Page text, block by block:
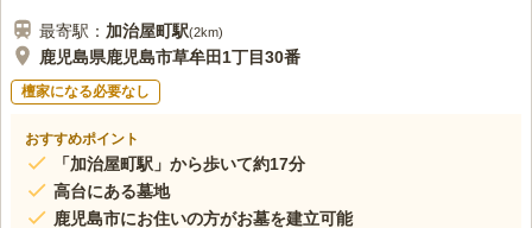
最寄駅： 加治屋町駅(2km)
鹿児島県鹿児島市草牟田1丁目30番
檀家になる必要なし
おすすめポイント
「加治屋町駅」から歩いて約17分
高台にある墓地
鹿児島市にお住いの方がお墓を建立可能